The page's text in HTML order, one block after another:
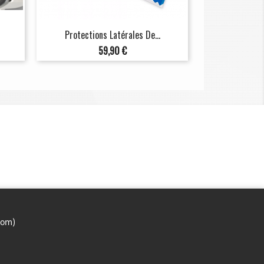
Protections Latérales De...
Prix
59,90 €